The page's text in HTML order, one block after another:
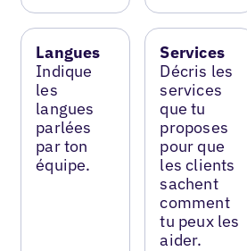
Langues
Indique
les
langues
parlées
par ton
équipe.
Services
Décris les
services
que tu
proposes
pour que
les clients
sachent
comment
tu peux les
aider.